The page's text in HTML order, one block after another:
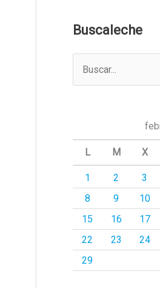
Buscaleche
a
L M X
1 2 3
8
9 10
15
16 17
22
23 24
29